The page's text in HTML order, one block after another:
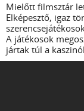
Mielőtt filmsztár
Elképesztő, igaz
A játékosok
jártak túl a